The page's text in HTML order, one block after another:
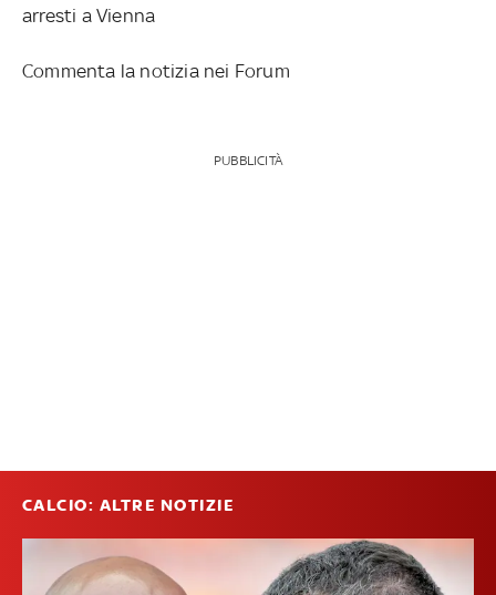
arresti a Vienna
Commenta la notizia nei Forum
PUBBLICITÀ
CALCIO: ALTRE NOTIZIE